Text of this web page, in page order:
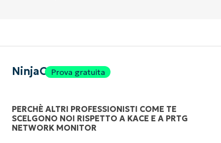
NinjaOneProva gratuita
PERCHÈ ALTRI PROFESSIONISTI COME TE
SCELGONO NOI RISPETTO A KACE E A PRTG
NETWORK MONITOR